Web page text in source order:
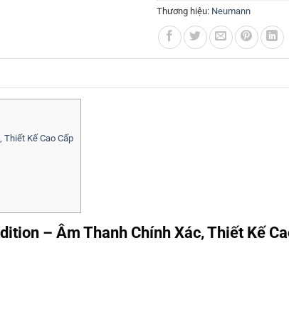
Thương hiệu: Neumann
Kế Cao Cấp
– Âm Thanh Chính Xác, Thiết Kế